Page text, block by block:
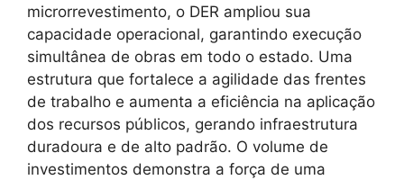
microrrevestimento, o DER ampliou sua
capacidade operacional, garantindo execução
simultânea de obras em todo o estado. Uma
estrutura que fortalece a agilidade das frentes
de trabalho e aumenta a eficiência na aplicação
dos recursos públicos, gerando infraestrutura
duradoura e de alto padrão. O volume de
investimentos demonstra a força de uma